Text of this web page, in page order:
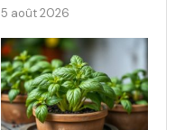
5 août 2026